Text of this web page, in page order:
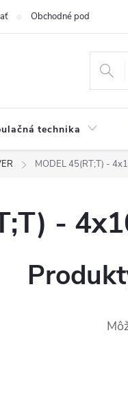
Obchodné podmienky
technika
MODEL 45(RT;T) -
-